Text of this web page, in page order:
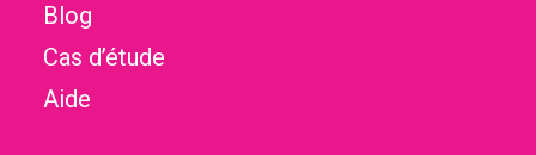
Blog
Cas d’étude
Aide